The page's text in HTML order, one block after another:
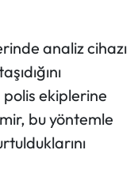
analiz cihazı
ekiplerine
bu yöntemle